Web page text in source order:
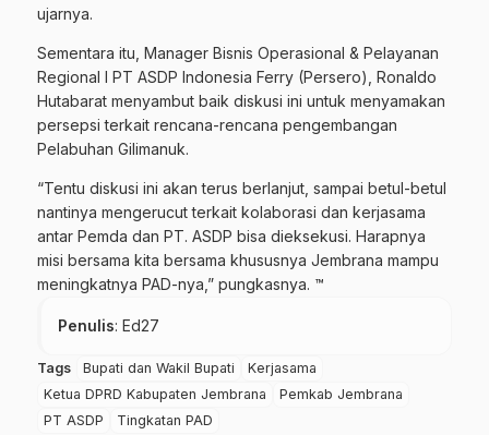
ujarnya.
Sementara itu, Manager Bisnis Operasional & Pelayanan
Regional I PT ASDP Indonesia Ferry (Persero), Ronaldo
Hutabarat menyambut baik diskusi ini untuk menyamakan
persepsi terkait rencana-rencana pengembangan
Pelabuhan Gilimanuk.
“Tentu diskusi ini akan terus berlanjut, sampai betul-betul
nantinya mengerucut terkait kolaborasi dan kerjasama
antar Pemda dan PT. ASDP bisa dieksekusi. Harapnya
misi bersama kita bersama khususnya Jembrana mampu
meningkatnya PAD-nya,” pungkasnya. ™
Penulis: Ed27
Tags Bupati dan Wakil Bupati
Kerjasama
Ketua DPRD Kabupaten Jembrana
Pemkab Jembrana
PT ASDP
Tingkatan PAD